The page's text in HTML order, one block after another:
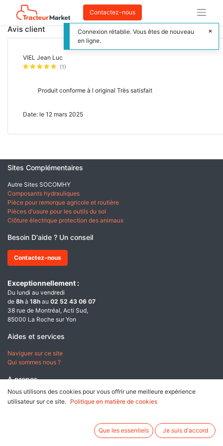
Contactez-nous
Avis client
VIEL Jean Luc
(1)
Produit conforme à l original Très satisfait
Date: le 12 mars 2025
Sites Complémentaires
Autre Sites SOCOMHY
Composants hydrauliques
Pièce pour remorque agricole et routière
Pièces d'usure pour les outils du sol
Clôture électrique protection des animaux
Besoin D'aide ? Un conseil
Contactez-nous
Exceptionnellement :
Du lundi au vendredi
de 8h à 18h au 02 52 43 06 07
38 rue de Montréal, Acti Sud,
85000 La Roche sur Yon
Aides et services
Naviguer sur ce site
Qui sommes nous ?
A propos
Conditions générales de ventes
Données personnelles & Cookies
Nous utilisons des cookies pour vous offrir une meilleure expérience
utilisateur sur ce site.
Politique en matière de cookies
Que les essentiels Je suis d'accord
Connexion rétablie. Vous êtes de nouveau
en ligne.